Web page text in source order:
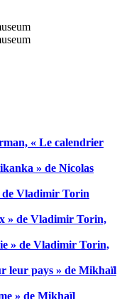
« Le calendrier
» de Nicolas
de Vladimir Torin
» de Vladimir Torin,
» de Vladimir Torin,
leur pays » de Mikhaïl
» de Mikhaïl